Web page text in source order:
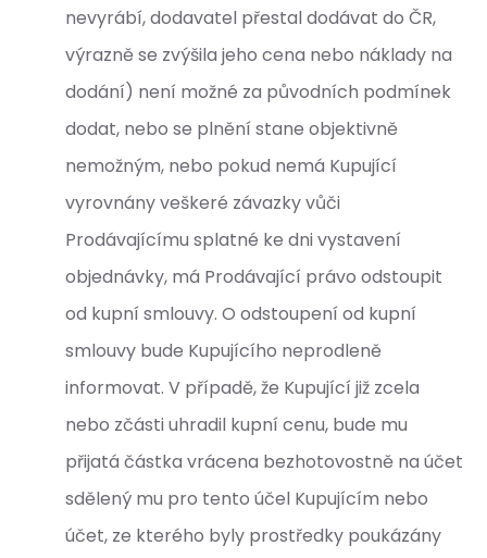
nevyrábí, dodavatel přestal dodávat do ČR,
výrazně se zvýšila jeho cena nebo náklady na
dodání) není možné za původních podmínek
dodat, nebo se plnění stane objektivně
nemožným, nebo pokud nemá Kupující
vyrovnány veškeré závazky vůči
Prodávajícímu splatné ke dni vystavení
objednávky, má Prodávající právo odstoupit
od kupní smlouvy. O odstoupení od kupní
smlouvy bude Kupujícího neprodleně
informovat. V případě, že Kupující již zcela
nebo zčásti uhradil kupní cenu, bude mu
přijatá částka vrácena bezhotovostně na účet
sdělený mu pro tento účel Kupujícím nebo
účet, ze kterého byly prostředky poukázány